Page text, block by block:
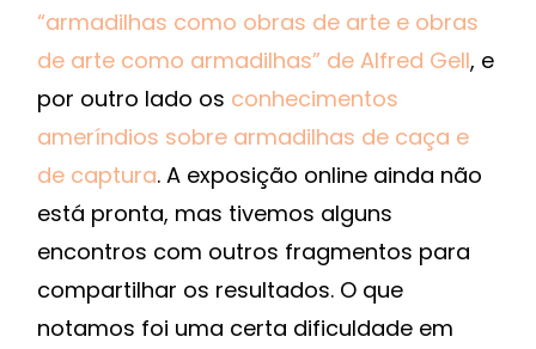
“armadilhas como obras de arte e obras
de arte como armadilhas” de Alfred Gell, e
por outro lado os conhecimentos
ameríndios sobre armadilhas de caça e
de captura. A exposição online ainda não
está pronta, mas tivemos alguns
encontros com outros fragmentos para
compartilhar os resultados. O que
notamos foi uma certa dificuldade em